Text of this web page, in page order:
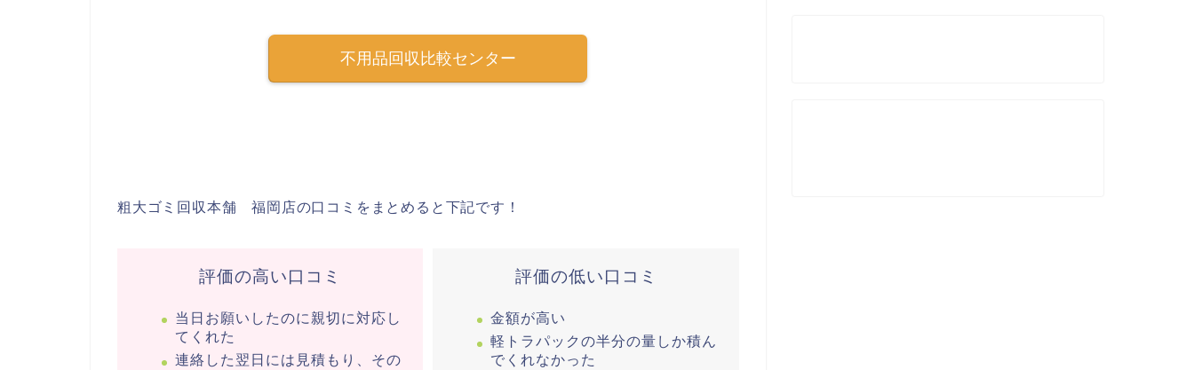
不用品回収比較センター
粗大ゴミ回収本舗 福岡店の口コミをまとめると下記です！
評価の高い口コミ
当日お願いしたのに親切に対応し
てくれた
連絡した翌日には見積もり、その
評価の低い口コミ
金額が高い
軽トラパックの半分の量しか積ん
でくれなかった